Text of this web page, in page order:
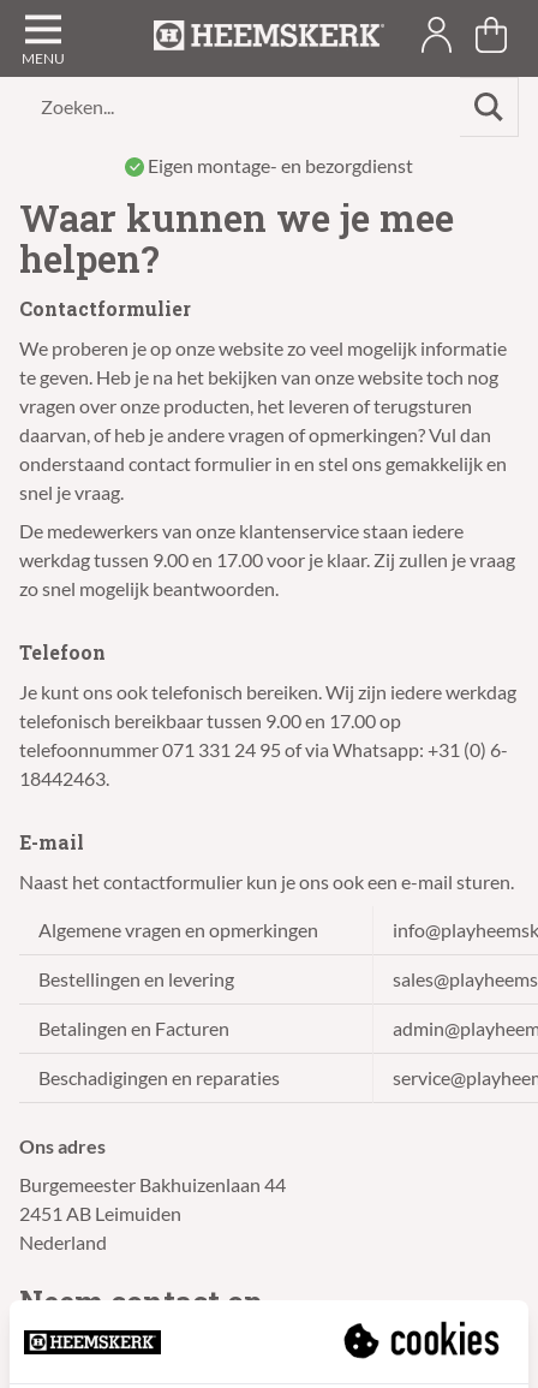
Zoeken...
Eigen montage- en bezorgdienst
Waar kunnen we je mee
helpen?
Contactformulier
We proberen je op onze website zo veel mogelijk informatie
te geven. Heb je na het bekijken van onze website toch nog
vragen over onze producten, het leveren of terugsturen
daarvan, of heb je andere vragen of opmerkingen? Vul dan
onderstaand contact formulier in en stel ons gemakkelijk en
snel je vraag.
De medewerkers van onze klantenservice staan iedere
werkdag tussen 9.00 en 17.00 voor je klaar. Zij zullen je vraag
zo snel mogelijk beantwoorden.
Telefoon
Je kunt ons ook telefonisch bereiken. Wij zijn iedere werkdag
telefonisch bereikbaar tussen 9.00 en 17.00 op
telefoonnummer 071 331 24 95 of via Whatsapp: +31 (0) 6-
18442463.
E-mail
Naast het contactformulier kun je ons ook een e-mail sturen.
Algemene vragen en opmerkingen
Bestellingen en levering
Betalingen en Facturen
Beschadigingen en reparaties
Ons adres
Burgemeester Bakhuizenlaan 44
2451 AB Leimuiden
Nederland
Neem contact op
Instagram